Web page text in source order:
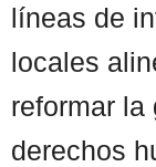
líneas de
locales
reformar la
derechos